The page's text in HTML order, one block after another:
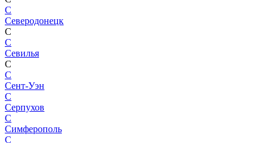
С
Северодонецк
С
С
Севилья
С
С
Сент-Уэн
С
Серпухов
С
Симферополь
С